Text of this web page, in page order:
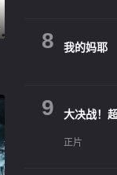
8 我的妈耶
9 大决战！
正片